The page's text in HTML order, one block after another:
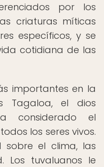
por los
criaturas míticas
específicos, y se
cotidiana de las
importantes en la
Tagaloa, el dios
considerado el
los seres vivos.
el clima, las
Los tuvaluanos le